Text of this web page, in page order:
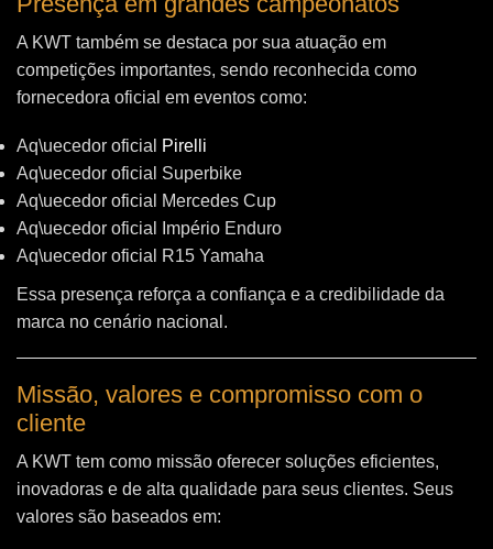
A KWT também se destaca por sua atuação em
competições importantes, sendo reconhecida como
fornecedora oficial em eventos como:
Aq\uecedor oficial
Pirelli
Aq\uecedor oficial Superbike
Aq\uecedor oficial Mercedes Cup
Aq\uecedor oficial Império Enduro
Aq\uecedor oficial R15 Yamaha
Essa presença reforça a confiança e a credibilidade da
marca no cenário nacional.
Missão, valores e compromisso com o
cliente
A KWT tem como missão oferecer soluções eficientes,
inovadoras e de alta qualidade para seus clientes. Seus
valores são baseados em: